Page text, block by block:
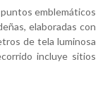
emblemáticos
elaboradas con
de tela luminosa
incluye sitios